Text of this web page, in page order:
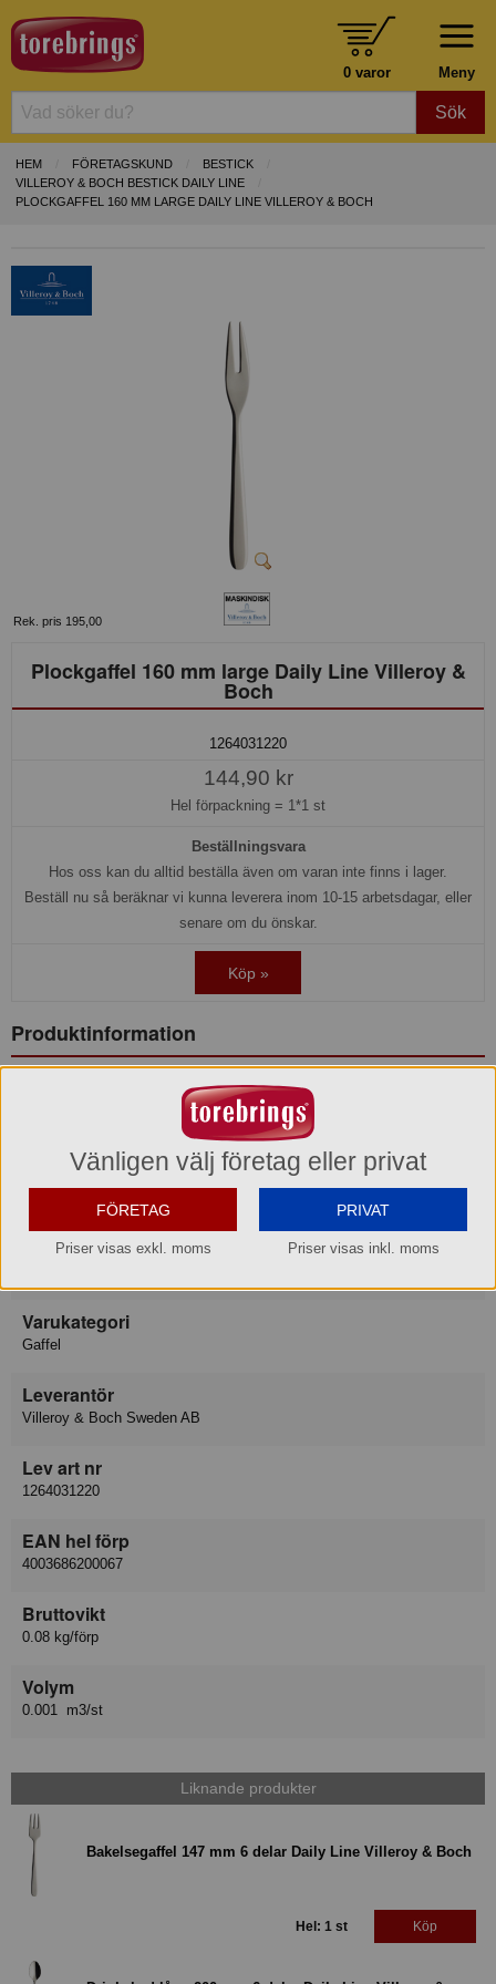
Meny
0 varor
Sök
HEM FÖRETAGSKUND
BESTICK
VILLEROY & BOCH BESTICK DAILY LINE
PLOCKGAFFEL 160 MM LARGE DAILY LINE VILLEROY & BOCH
Rek. pris 195,00
Plockgaffel 160 mm large Daily Line Villeroy &
Boch
1264031220
144,90 kr
Hel förpackning = 1*1 st
Beställningsvara
Hos oss kan du alltid beställa även om varan inte finns i lager.
Beställ nu så beräknar vi kunna leverera inom 10-15 arbetsdagar, eller
senare om du önskar.
Köp »
Produktinformation
Konsumentkontakt
Villeroy & Boch Gustavsberg AB
Hemsida
https://www.villeroy-boch.se/service/contact/
Varukategori
Gaffel
Leverantör
Villeroy & Boch Sweden AB
Lev art nr
1264031220
EAN hel förp
4003686200067
Bruttovikt
0.08 kg/förp
Volym
0.001 m3/st
Liknande produkter
Bakelsegaffel 147 mm 6 delar Daily Line Villeroy & Boch
Hel: 1 st Köp
Vänligen välj företag eller privat
FÖRETAG
Priser visas exkl. moms
PRIVAT
Priser visas inkl. moms